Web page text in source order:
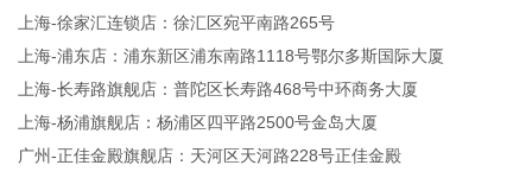
上海-徐家汇连锁店：徐汇区宛平南路265号
上海-浦东店：浦东新区浦东南路1118号鄂尔多斯国际大厦
上海-长寿路旗舰店：普陀区长寿路468号中环商务大厦
上海-杨浦旗舰店：杨浦区四平路2500号金岛大厦
广州-正佳金殿旗舰店：天河区天河路228号正佳金殿